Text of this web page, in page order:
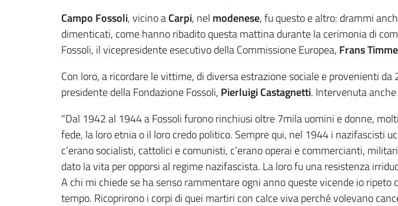
Campo Fossoli, vicino aCarpi, nel modenese, fu questo e altro: drammi
dimenticati, come hanno ribadito questa mattina durante la cerimonia di
Fossoli, il vicepresidente esecutivo della Commissione Europea, Frans
Con loro, a ricordare le vittime, di diversa estrazione sociale e provenienti
presidente della Fondazione Fossoli, Pierluigi Castagnetti. Intervenuta anche
"Dal 1942 al 1944 a Fossoli furono rinchiusi oltre 7mila uomini e donne,
fede, la loro etnia o il loro credo politico. Sempre qui, nel 1944 i nazifascisti
c’erano socialisti, cattolici e comunisti, c’erano operai e commercianti,
dato la vita per opporsi al regime nazifascista. La loro fu una resistenza
A chi mi chiede se ha senso rammentare ogni anno queste vicende io
tempo. Ricoprirono i corpi di quei martiri con calce viva perché volevano